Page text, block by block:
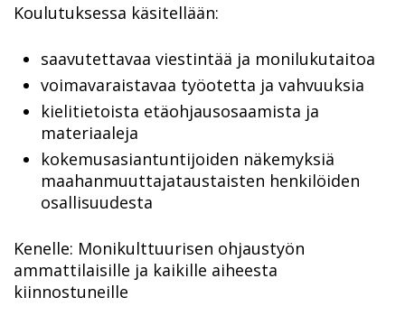
Koulutuksessa käsitellään:
saavutettavaa viestintää ja monilukutaitoa
voimavaraistavaa työotetta ja vahvuuksia
kielitietoista etäohjausosaamista ja
materiaaleja
kokemusasiantuntijoiden näkemyksiä
maahanmuuttajataustaisten henkilöiden
osallisuudesta
Kenelle: Monikulttuurisen ohjaustyön
ammattilaisille ja kaikille aiheesta
kiinnostuneille